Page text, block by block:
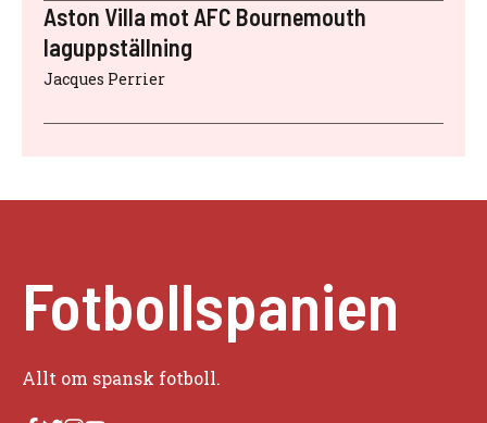
Aston Villa mot AFC Bournemouth
laguppställning
Jacques Perrier
Fotbollspanien
Allt om spansk fotboll.